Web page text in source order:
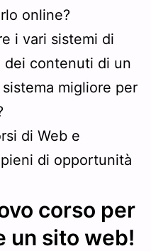
online?
i vari sistemi di
dei contenuti di un
migliore per
di Web e
di opportunità
corso per
un sito web!